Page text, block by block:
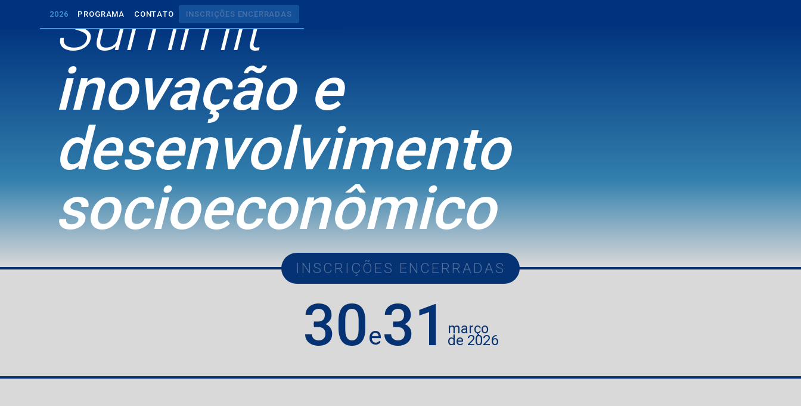
2
2
0
0
2
2
6
6
P
P
R
R
O
O
G
G
R
R
A
A
M
M
A
A
C
C
O
O
N
N
T
T
A
A
T
T
O
O
I
I
N
N
S
S
C
C
R
R
I
I
Ç
Ç
Õ
Õ
E
E
S
S
E
E
N
N
C
C
E
E
R
R
R
R
A
A
D
D
A
A
S
S
Summit
inovação e
desenvolvimento
socioeconômico
INSCRIÇÕES ENCERRADAS
30e31 março
de 2026